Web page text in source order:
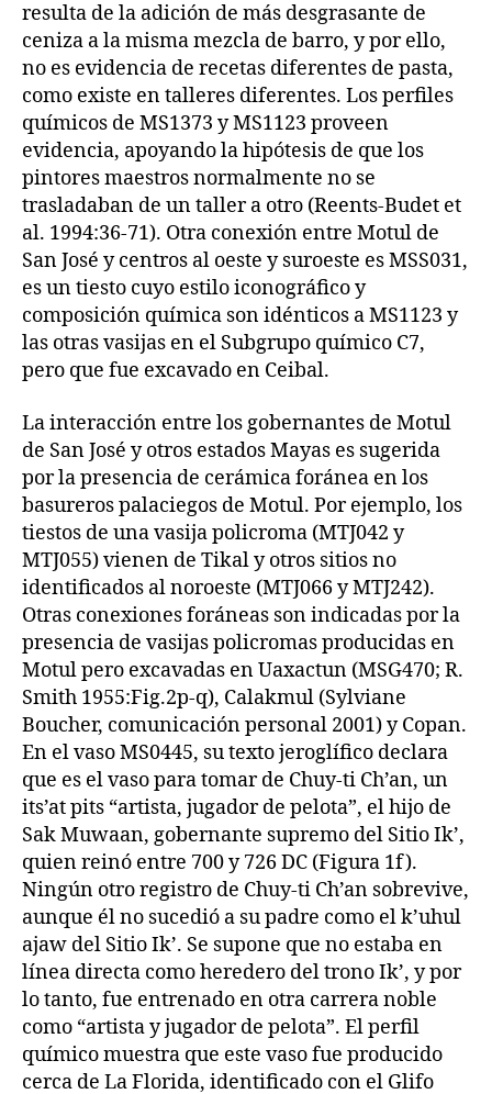
resulta de la adición de más desgrasante de
ceniza a la misma mezcla de barro, y por ello,
no es evidencia de recetas diferentes de pasta,
como existe en talleres diferentes. Los perfiles
químicos de MS1373 y MS1123 proveen
evidencia, apoyando la hipótesis de que los
pintores maestros normalmente no se
trasladaban de un taller a otro (Reents-Budet et
al. 1994:36-71). Otra conexión entre Motul de
San José y centros al oeste y suroeste es MSS031,
es un tiesto cuyo estilo iconográfico y
composición química son idénticos a MS1123 y
las otras vasijas en el Subgrupo químico C7,
pero que fue excavado en Ceibal.
La interacción entre los gobernantes de Motul
de San José y otros estados Mayas es sugerida
por la presencia de cerámica foránea en los
basureros palaciegos de Motul. Por ejemplo, los
tiestos de una vasija policroma (MTJ042 y
MTJ055) vienen de Tikal y otros sitios no
identificados al noroeste (MTJ066 y MTJ242).
Otras conexiones foráneas son indicadas por la
presencia de vasijas policromas producidas en
Motul pero excavadas en Uaxactun (MSG470; R.
Smith 1955:Fig.2p-q), Calakmul (Sylviane
Boucher, comunicación personal 2001) y Copan.
En el vaso MS0445, su texto jeroglífico declara
que es el vaso para tomar de Chuy-ti Ch’an, un
its’at pits “artista, jugador de pelota”, el hijo de
Sak Muwaan, gobernante supremo del Sitio Ik’,
quien reinó entre 700 y 726 DC (Figura 1f).
Ningún otro registro de Chuy-ti Ch’an sobrevive,
aunque él no sucedió a su padre como el k’uhul
ajaw del Sitio Ik’. Se supone que no estaba en
línea directa como heredero del trono Ik’, y por
lo tanto, fue entrenado en otra carrera noble
como “artista y jugador de pelota”. El perfil
químico muestra que este vaso fue producido
cerca de La Florida, identificado con el Glifo